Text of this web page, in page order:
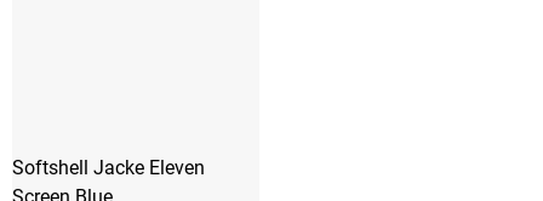
Softshell Jacke Eleven
Screen Blue